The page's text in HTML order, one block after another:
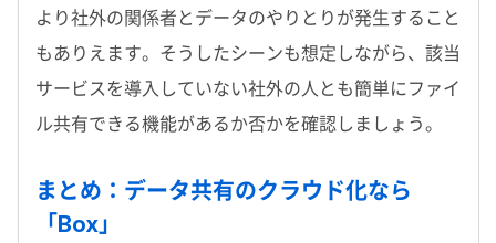
より社外の関係者とデータのやりとりが発生すること
もありえます。そうしたシーンも想定しながら、該当
サービスを導入していない社外の人とも簡単にファイ
ル共有できる機能があるか否かを確認しましょう。
まとめ：データ共有のクラウド化なら
「Box」